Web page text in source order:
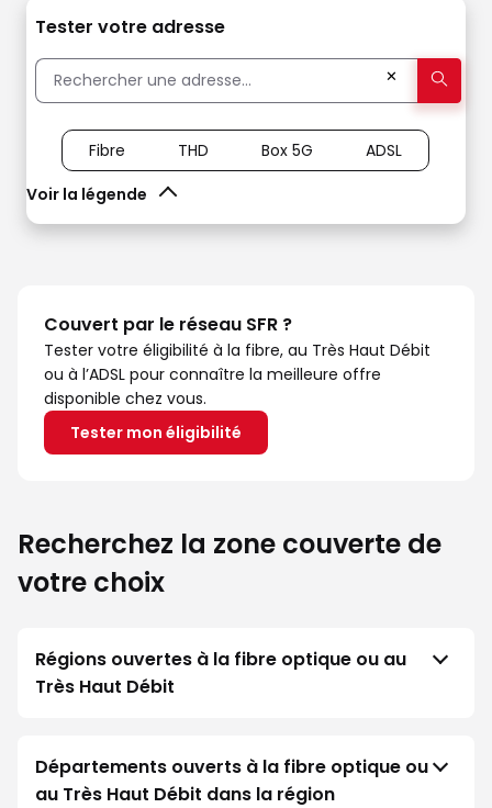
Tester votre adresse
✕
Voir la légende
Fibre THD Box 5G ADSL
Couvert par le réseau SFR ?
Tester votre éligibilité à la fibre, au Très Haut Débit
ou à l’ADSL pour connaître la meilleure offre
disponible chez vous.
Tester mon éligibilité
Recherchez la zone couverte de
votre choix
Régions ouvertes à la fibre optique ou au
Très Haut Débit
Départements ouverts à la fibre optique ou
au Très Haut Débit dans la région